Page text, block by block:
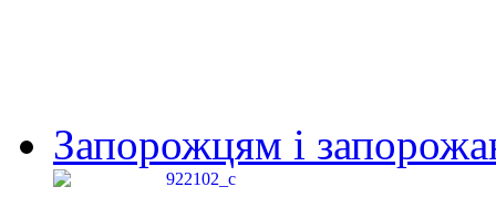
Запорожцям і